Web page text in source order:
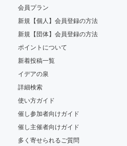
会員プラン
新規【個人】会員登録の方法
新規【団体】会員登録の方法
ポイントについて
新着投稿一覧
イデアの泉
詳細検索
使い方ガイド
催し参加者向けガイド
催し主催者向けガイド
多く寄せられるご質問